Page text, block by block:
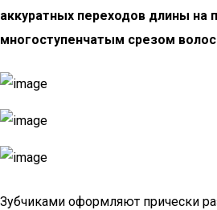
аккуратных переходов длины на
многоступенчатым срезом
Зубчиками оформляют прически